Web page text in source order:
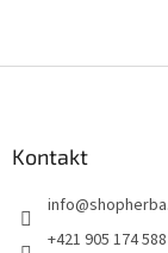
Kontakt
info@
+421 905 174 588